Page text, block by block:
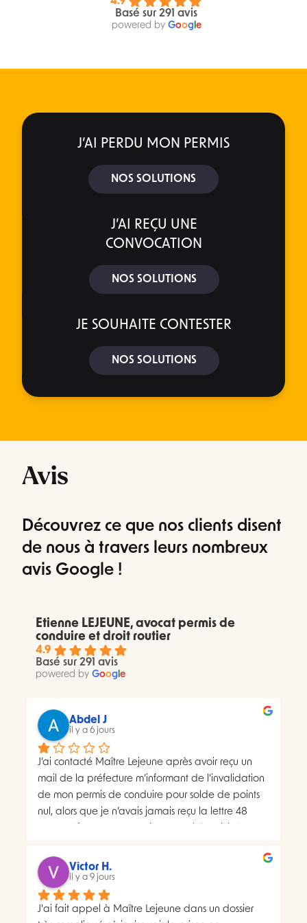
Basé sur 291 avis
powered by Googl e
J’AI PERDU MON PERMIS
NOS SOLUTIONS
J’AI REÇU UNE
CONVOCATION
NOS SOLUTIONS
JE SOUHAITE CONTESTER
NOS SOLUTIONS
Avis
Découvrez ce que nos clients disent
de nous à travers leurs nombreux
avis Google !
Etienne LEJEUNE, avocat permis de
conduire et droit routier
4.9
Basé sur 291 avis
powered by Goog e
Abdel J
il y a 6 jours
J’ai contacté Maître Lejeune après avoir reçu un
mail de la préfecture m’informant de l’invalidation
de mon permis de conduire pour solde de points
nul, alors que je n’avais jamais reçu la lettre 48
distributions à deux dates différentes, ce qui me
semblait présenter une anomalie nécessitant une
analyse juridique.Après avoir consulté les
nombreux avis positifs concernant Maître Lejeune,
Victor H.
il y a 9 jours
J'ai fait appel à Maître Lejeune dans un dossier